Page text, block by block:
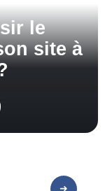
le
site à